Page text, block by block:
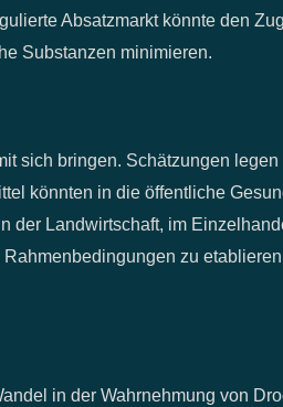
Absatzmarkt könnte den
Substanzen minimieren.
sich bringen. Schätzungen
könnten in die öffentliche
Landwirtschaft, im
zu
in der Wahrnehmung von